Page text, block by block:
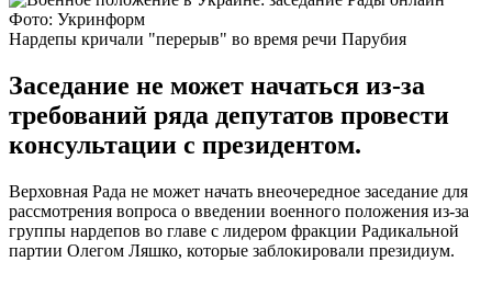
Фото: Укринформ
Нардепы кричали "перерыв" во время речи Парубия
Заседание не может начаться из-за
требований ряда депутатов провести
консультации с президентом.
Верховная Рада не может начать внеочередное заседание для
рассмотрения вопроса о введении военного положения из-за
группы нардепов во главе с лидером фракции Радикальной
партии Олегом Ляшко, которые заблокировали президиум.